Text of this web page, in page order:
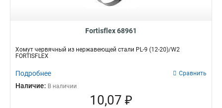
Fortisflex 68961
Хомут червячный из нержавеющей стали PL-9 (12-20)/W2
FORTISFLEX
Подробнее Сравнить
Наличие: В наличии
10,07 ₽